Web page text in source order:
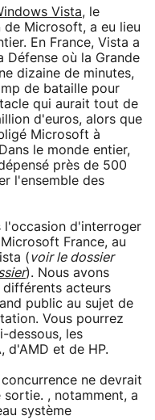
Vista, le
Microsoft, a eu lieu
En France, Vista a
Défense où la Grande
dizaine de minutes,
de bataille pour
qui aurait tout de
d'euros, alors que
Microsoft à
le monde entier,
près de 500
l'ensemble des
l'occasion d'interroger
France, au
(voir le dossier
). Nous avons
acteurs
public au sujet de
Vous pourrez
dessous, les
d'AMD et de HP.
ne devrait
, notamment, a
système